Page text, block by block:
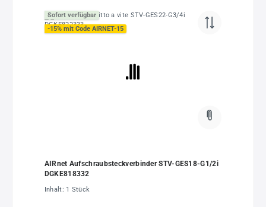
Sofort verfügbar
-15% mit Code AIRNET-15
AIRnet Aufschraubsteckverbinder STV-GES18-G1/2i
DGKE818332
Inhalt: 1 Stück